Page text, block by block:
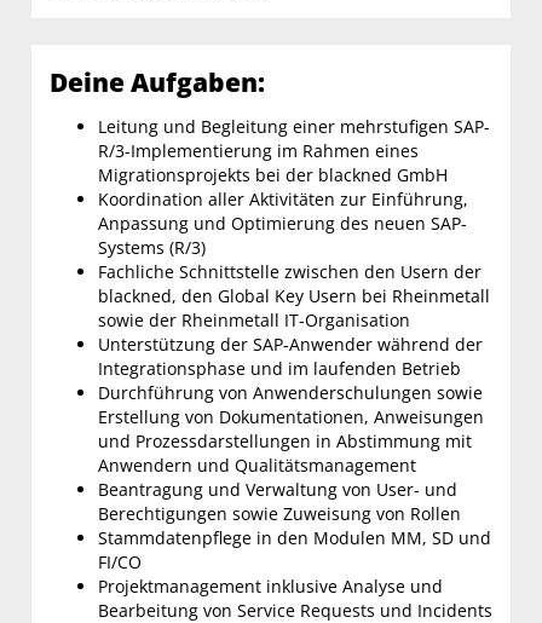
Deine Aufgaben:
Leitung und Begleitung einer mehrstufigen SAP-
R/3-Implementierung im Rahmen eines
Migrationsprojekts bei der blackned GmbH
Koordination aller Aktivitäten zur Einführung,
Anpassung und Optimierung des neuen SAP-
Systems (R/3)
Fachliche Schnittstelle zwischen den Usern der
blackned, den Global Key Usern bei Rheinmetall
sowie der Rheinmetall IT-Organisation
Unterstützung der SAP-Anwender während der
Integrationsphase und im laufenden Betrieb
Durchführung von Anwenderschulungen sowie
Erstellung von Dokumentationen, Anweisungen
und Prozessdarstellungen in Abstimmung mit
Anwendern und Qualitätsmanagement
Beantragung und Verwaltung von User- und
Berechtigungen sowie Zuweisung von Rollen
Stammdatenpflege in den Modulen MM, SD und
FI/CO
Projektmanagement inklusive Analyse und
Bearbeitung von Service Requests und Incidents